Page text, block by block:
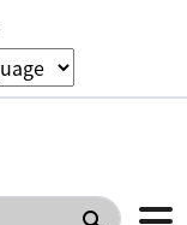
搜尋